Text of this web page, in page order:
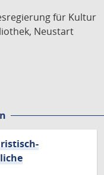
für Kultur
Neustart